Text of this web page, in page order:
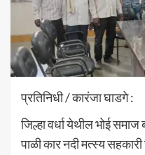
प्रतिनिधी / कारंजा घाडगे :
जिल्हा वर्धा येथील भोई
पाळी कार नदी मत्स्य